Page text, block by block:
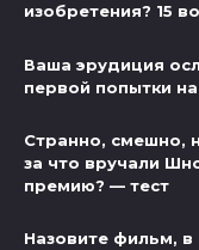
изобретения? 15
Ваша эрудиция
первой попытки
Странно, смешно,
за что вручали
премию? — тест
Назовите фильм, в